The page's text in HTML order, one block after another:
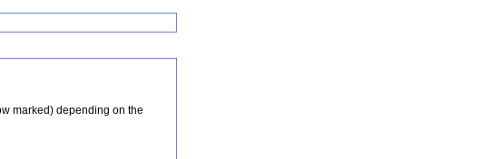
marked) depending on the